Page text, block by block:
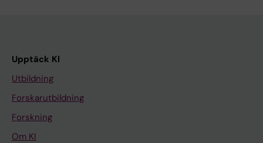
Upptäck KI
Utbildning
Forskarutbildning
Forskning
Om KI